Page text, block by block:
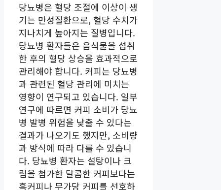
당뇨병은 혈당 조절에 이상이 생
기는 만성질환으로, 혈당 수치가
지나치게 높아지는 질병입니다.
당뇨병 환자들은 음식물을 섭취
한 후의 혈당 상승을 효과적으로
관리해야 합니다. 커피는 당뇨병
과 관련된 혈당 관리에 미치는
영향이 연구되고 있습니다. 일부
연구에 따르면 커피 소비가 당뇨
병 발병 위험을 낮출 수 있다는
결과가 나오기도 했지만, 소비량
과 방식에 따라 다를 수 있습니
다. 당뇨병 환자는 설탕이나 크
림을 첨가한 달콤한 커피보다는
흑커피나 무가당 커피를 선호하